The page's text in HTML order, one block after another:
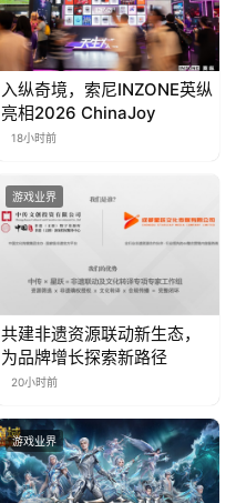
入纵奇境，索尼INZONE英纵
亮相2026 ChinaJoy
18小时前
游戏业界
共建非遗资源联动新生态，
为品牌增长探索新路径
20小时前
游戏业界